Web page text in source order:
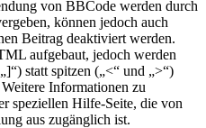
von BBCode werden durch
können jedoch auch
Beitrag deaktiviert werden.
aufgebaut, jedoch werden
statt spitzen („<“ und „>“)
Informationen zu
speziellen Hilfe-Seite, die von
aus zugänglich ist.